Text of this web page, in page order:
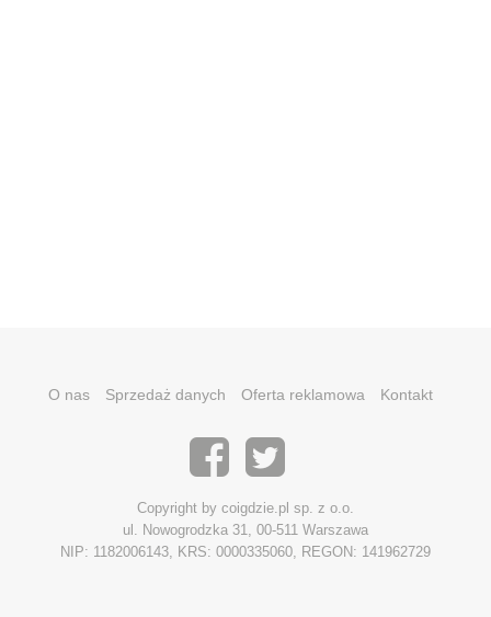
O nas Sprzedaż danych Oferta reklamowa Kontakt
Copyright by coigdzie.pl sp. z o.o.
ul. Nowogrodzka 31, 00-511 Warszawa
NIP: 1182006143, KRS: 0000335060, REGON: 141962729